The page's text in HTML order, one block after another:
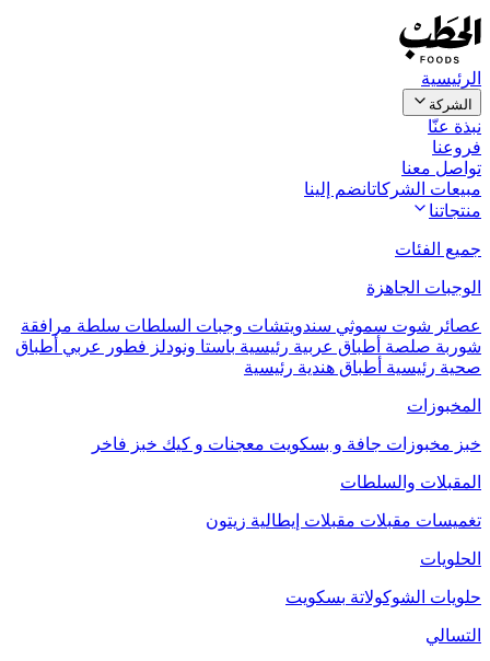
الرئيسية
الشركة
نبذة عنّا
فروعنا
تواصل معنا
مبيعات الشركاتانضم إلينا
منتجاتنا
جميع الفئات
الوجبات الجاهزة
عصائر شوت سموثي سندويتشات وجبات السلطات سلطة مرافقة
شوربة صلصة أطباق عربية رئيسية باستا ونودلز فطور عربي أطباق
صحية رئيسية أطباق هندية رئيسية
المخبوزات
خبز مخبوزات جافة و بسكويت معجنات و كيك خبز فاخر
المقبلات والسلطات
تغميسات مقبلات مقبلات إيطالية زيتون
الحلويات
حلويات الشوكولاتة بسكويت
التسالي